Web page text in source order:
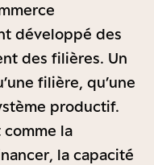
développé des
des filières. Un
filière, qu’une
productif.
comme la
la capacité